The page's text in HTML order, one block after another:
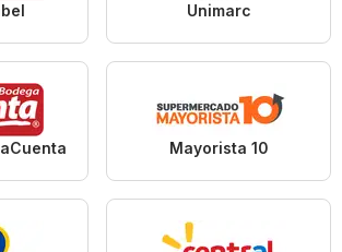
Unimarc
Mayorista 10